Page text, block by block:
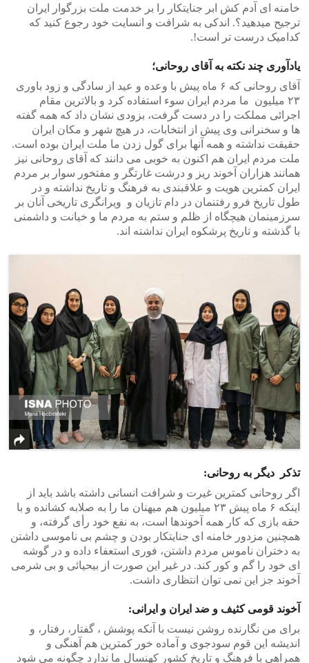
خامنه ای آدم کش ابر جنایتکار را بر خدمت ملت بزرگوار ایران
ترجیح میدهید؟. اندکی به شرافت و انسایت خود رجوع کنید که
کدامیک درست تر است!.
یادآوری چند نکته به آقای روحانی؛
آقای روحانی که ۶ ماه پیش با وعده و عید از سادگی و زود باوری
۲۳ میلیون ما مردم ایران سوء استفاده کرد و بالاترین مقام
اجرائی مملکت را در دست گرفت، بزودی نشان داد که همه گفته
ها و سخنرانی وی پیش از انتخابات، در هیچ شهر و مکان ایران
حقیقت نداشته و همه آنها برای گول زدن ما ملت ایران بوده است.
ملت مردم ایران هم اکنون به خوبی می دانند که آقای روحانی نیز
همانند هزاران آخوند ریز و درشت غارتگر و مفتخور سوار بر مردم
ایران کمترین هویت و علاقبندی به فرهنگ و تاریخ نداشته و در
طول تاریخ فرو رفتنمان در دام تازیان و ویرانگری تاریخی آنان بر
سرزمینمان هیچگاه از ظلم و ستم به مردم ما و خیانت و داشمنی
با گذشته و تاریخ پرشکوه ایران نداشته اند.
تذکر دیگر به روحانی:
اگر روحانی کمترین غیرت و شرافت انسانی داشته باشد باید از
اینکه ۶ ماه پیش ۲۳ میلیون هم میهنان ما را به صلابه کشانده و با
حقه بازی که کار همه آخوندها است، به نفع خود رأی گرفته، و
همچنین مزدور خامنه ای جنایتکار بودن و چشم بی ناموسی داشتن
به دختران ناموس مردم داشتن، فوری استعفاء داده و در گوشه
ای خود را گم و کور کند. در غیر این صورت از بیحیائی و بی شرمی
آخوند جز این نمی توان انتظاری داشت.
آخوند قومی کثیف و ضد ایران و ایرانی:
برای من نگارنده روشن نیست با آنکه پوشش ، گفتار، رفتار، و
اندیشه این قوم سودجوی و آماده خور کمترین هم آهنگی و
همراهی با فرهنگ و تاریخ کشور کهنسال ما ندارد چگونه می شود